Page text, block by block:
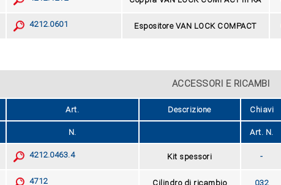
4212.0601 Espositore VAN LOCK COMPACT
ACCESSORI E RICAMBI
Art. Descrizione Chiavi
N. Art. N.
4212.0463.4 Kit spessori -
4712 Cilindro di ricambio 032